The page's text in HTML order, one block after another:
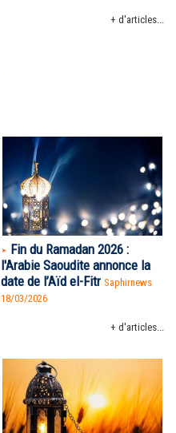
+ d'articles...
Fin du Ramadan 2026 :
l'Arabie Saoudite annonce la
date de l’Aïd el-Fitr Saphirnews
18/03/2026
+ d'articles...